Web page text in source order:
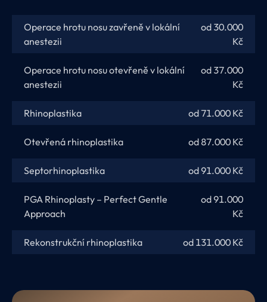
Operace hrotu nosu zavřeně v lokální
anestezii
od 30.000
Kč
Operace hrotu nosu otevřeně v lokální
anestezii
od 37.000
Kč
Rhinoplastika od 71.000 Kč
Otevřená rhinoplastika od 87.000 Kč
Septorhinoplastika od 91.000 Kč
PGA Rhinoplasty – Perfect Gentle
Approach
od 91.000
Kč
Rekonstrukční rhinoplastika od 131.000 Kč